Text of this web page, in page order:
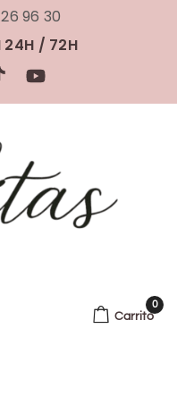
26 96 30
24H / 72H
Carrito
0